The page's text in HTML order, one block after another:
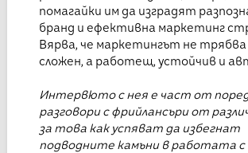
помагайки им да изградят
бранд и ефективна маркетинг
Вярва, че маркетингът не трябва
сложен, а работещ, устойчив и
Интервюто с нея е част от
разговори с фрийлансъри от
за това как успяват да избегнат
подводните камъни в работата с